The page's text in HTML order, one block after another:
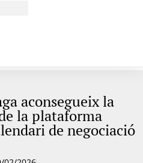
aconsegueix la
la plataforma
de negociació